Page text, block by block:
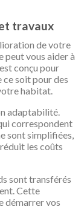
travaux
de votre
peut vous aider à
conçu pour
ce soit pour des
habitat.
adaptabilité.
correspondent
sont simplifiées,
les coûts
sont transférés
Cette
démarrer vos